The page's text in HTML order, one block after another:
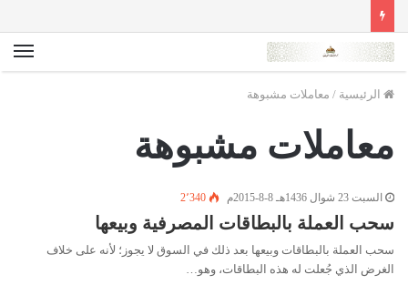
الرئيسية / معاملات مشبوهة
معاملات مشبوهة
السبت 23 شوال 1436هـ 8-8-2015م 2٬340
سحب العملة بالبطاقات المصرفية وبيعها
سحب العملة بالبطاقات وبيعها بعد ذلك في السوق لا يجوز؛ لأنه على خلاف
الغرض الذي جُعلت له هذه البطاقات، وهو…